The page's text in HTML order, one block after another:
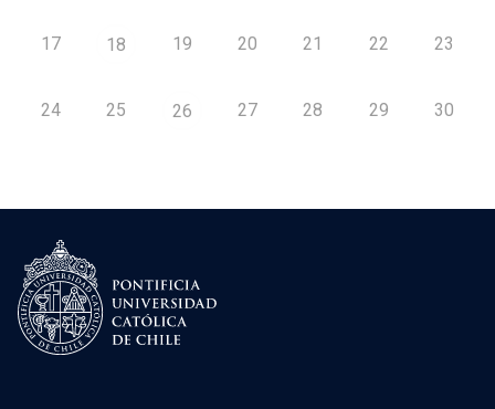
17 18 19 20 21 22 23
24 25 26 27 28 29 30